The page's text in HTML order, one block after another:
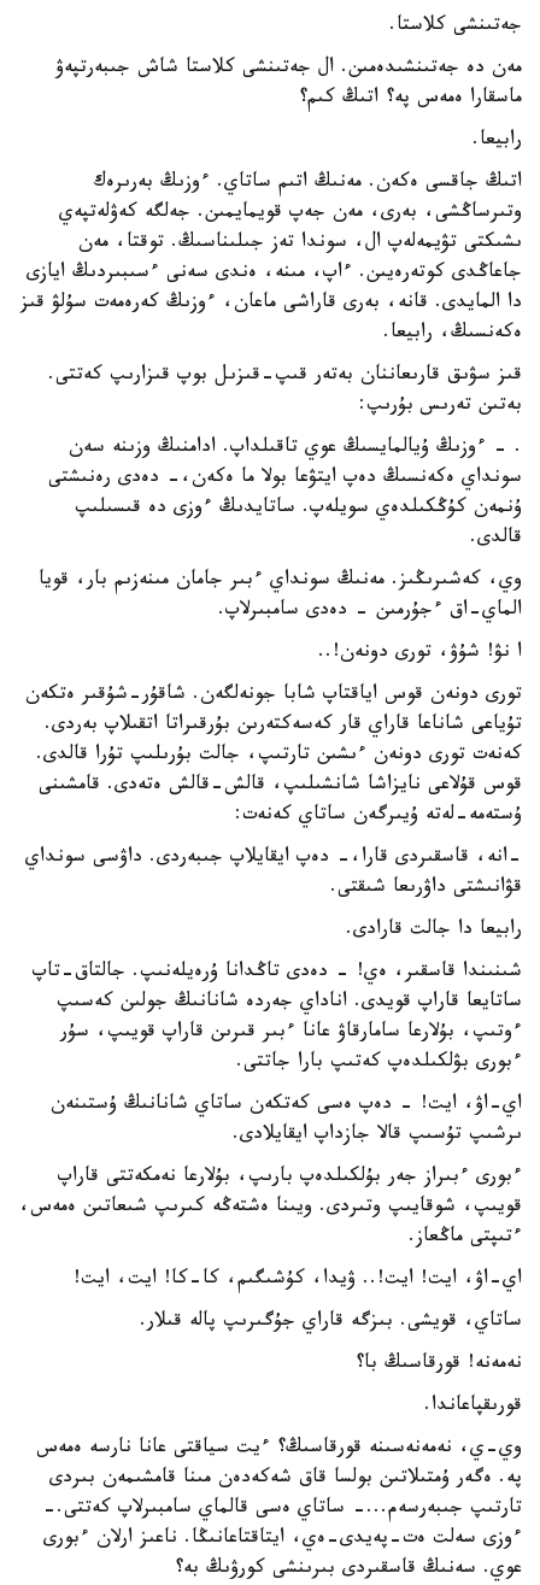
جەتىنشى كلاستا.
مەن دە جەتىنشىدەمىن. ال جەتىنشى كلاستا شاش جىبەرتپەۋ
ماسقارا ەمەس پە؟ اتىڭ كىم؟
رابيعا.
اتىڭ جاقسى ەكەن. مەنىڭ اتىم ساتاي. ءوزىڭ بەرىرەك
وتىرساڭشى، بەرى، مەن جەپ قويمايمىن. جەلگە كەۋلەتپەي
ىشىكتى تۋيمەلەپ ال، سوندا تەز جىلىناسىڭ. توقتا، مەن
جاعاڭدى كوتەرەيىن. ءاپ، مىنە، ەندى سەنى ءسىبىردىڭ ايازى
دا المايدى. قانە، بەرى قاراشى ماعان، ءوزىڭ كەرەمەت سۇلۋ قىز
ەكەنسىڭ، رابيعا.
قىز سۋىق قارىعاننان بەتەر قىپ-قىزىل بوپ قىزارىپ كەتتى.
بەتىن تەرىس بۇرىپ:
. - ءوزىڭ ۇيالمايسىڭ عوي تاقىلداپ. ادامنىڭ وزىنە سەن
سونداي ەكەنسىڭ دەپ ايتۋعا بولا ما ەكەن،- دەدى رەنىشتى
ۇنمەن كۇڭكىلدەي سويلەپ. ساتايدىڭ ءوزى دە قىسىلىپ
قالدى.
وي، كەشىرىڭىز. مەنىڭ سونداي ءبىر جامان مىنەزىم بار، قويا
الماي-اق ءجۇرمىن - دەدى سامبىرلاپ.
ا نۋ! شۇۋ، تورى دونەن!..
تورى دونەن قوس اياقتاپ شابا جونەلگەن. شاقۇر-شۇقىر ەتكەن
تۇياعى شاناعا قاراي قار كەسەكتەرىن بۇرقىراتا اتقىلاپ بەردى.
كەنەت تورى دونەن ءىشىن تارتىپ، جالت بۇرىلىپ تۇرا قالدى.
قوس قۇلاعى نايزاشا شانشىلىپ، قالش-قالش ەتەدى. قامشىنى
ۇستەمە-لەتە ۇيىرگەن ساتاي كەنەت:
-انە، قاسقىردى قارا،- دەپ ايقايلاپ جىبەردى. داۋسى سونداي
قۋانىشتى داۋرىعا شىقتى.
رابيعا دا جالت قارادى.
شىنىندا قاسقىر، ەي! - دەدى تاڭدانا ۇرەيلەنىپ. جالتاق-تاپ
ساتايعا قاراپ قويدى. اناداي جەردە شانانىڭ جولىن كەسىپ
ءوتىپ، بۇلارعا سامارقاۋ عانا ءبىر قىرىن قاراپ قويىپ، سۇر
ءبورى بۋلكىلدەپ كەتىپ بارا جاتتى.
اي-اۋ، ايت! - دەپ ەسى كەتكەن ساتاي شانانىڭ ۇستىنەن
ىرشىپ تۇسىپ قالا جازداپ ايقايلادى.
ءبورى ءبىراز جەر بۇلكىلدەپ بارىپ، بۇلارعا نەمكەتتى قاراپ
قويىپ، شوقايىپ وتىردى. ويىنا ەشتەڭە كىرىپ شىعاتىن ەمەس،
ءتىپتى ماڭعاز.
اي-اۋ، ايت! ايت!.. ۋيدا، كۇشىگىم، كا-كا! ايت، ايت!
ساتاي، قويشى. بىزگە قاراي جۇگىرىپ پالە قىلار.
نەمەنە! قورقاسىڭ با؟
قورىقپاعاندا.
وي-ي، نەمەنەسىنە قورقاسىڭ؟ ءيت سياقتى عانا نارسە ەمەس
پە. ەگەر ۇمتىلاتىن بولسا قاق شەكەدەن مىنا قامشىمەن بىردى
تارتىپ جىبەرسەم...- ساتاي ەسى قالماي سامبىرلاپ كەتتى.-
ءوزى سەلت ەت-پەيدى-ەي، ايتاقتاعانىڭا. ناعىز ارلان ءبورى
عوي. سەنىڭ قاسقىردى بىرىنشى كورۋىڭ بە؟